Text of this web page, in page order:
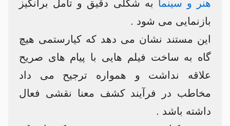
هنر و سینما به شکلی دقیق و تامل برانگیز
بازنمایی می شود .
این مستند نشان می دهد که کیارستمی هیچ
گاه به ساخت فیلم هایی با پیام های صریح
علاقه نداشت و همواره ترجیح می داد
مخاطب در فرآیند کشف معنا نقشی فعال
داشته باشد .